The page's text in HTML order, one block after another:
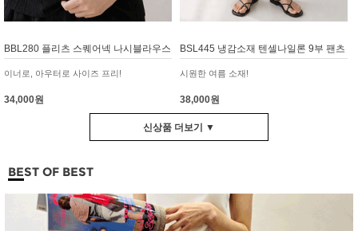
BBL280 플리츠 스퀘어넥 나시블라우스
이너로, 아우터로 사이즈 프리!
34,000원
BSL445 냉감소재 텐셀나일론 9부 팬츠
시원한 여름 소재!
38,000원
신상품 더보기 ▼
BEST OF BEST